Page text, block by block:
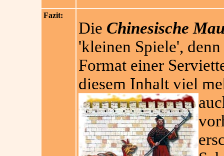
Fazit:
Die Chinesische
'kleinen Spiele',
Format einer
diesem Inhalt viel